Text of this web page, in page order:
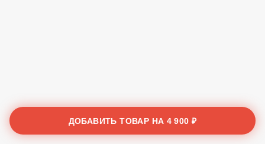
ДОБАВИТЬ ТОВАР НА 4 900 ₽